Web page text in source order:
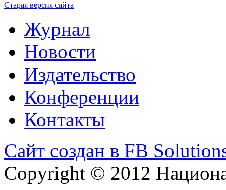
Старая версия сайта
Журнал
Новости
Издательство
Конференции
Контакты
Сайт создан в FB
Copyright © 2012